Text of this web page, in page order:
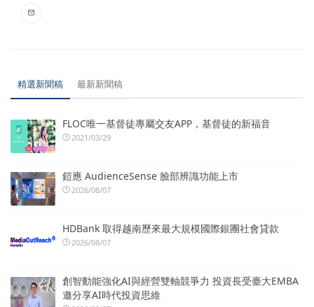
精選新聞稿 最新新聞稿
FLOC唯一基督徒專屬交友APP，基督徒的新福音
2021/03/29
鎧應 AudienceSense 臉部辨識功能上市
2026/08/07
HDBank 取得越南歷來最大規模國際銀團社會貸款
2026/08/07
創智動能強化AI與經營雙軸競爭力 投資長受臺大EMBA
邀分享AI時代投資思維